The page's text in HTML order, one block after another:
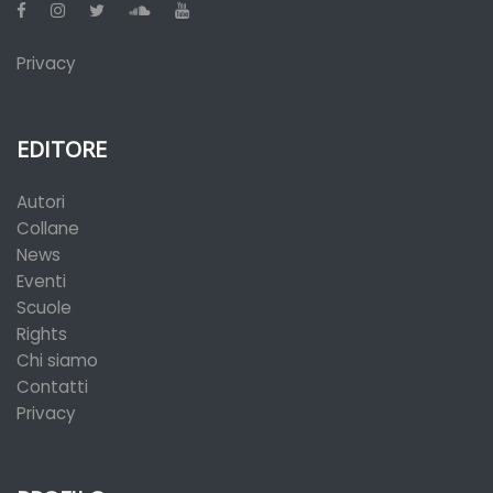
Privacy
EDITORE
Autori
Collane
News
Eventi
Scuole
Rights
Chi siamo
Contatti
Privacy